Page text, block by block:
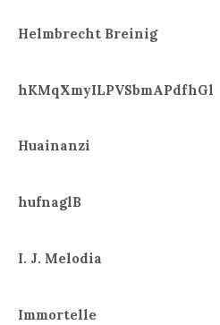
Helmbrecht Breinig
hKMqXmyILPVSbmAPdfhGl
Huainanzi
hufnaglB
I. J. Melodia
Immortelle